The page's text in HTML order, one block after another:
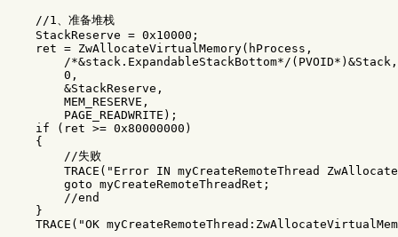
    //1、准备堆栈
    StackReserve = 0x10000;
    ret = ZwAllocateVirtualMemory(hProcess,
/*&stack.ExpandableStackBottom*/
        0,
        &StackReserve,
        MEM_RESERVE,
        PAGE_READWRITE);
    if (ret >= 0x80000000)
    {
        //失败
TRACE("Error IN myCreateRemoteThread
        goto myCreateRemoteThreadRet;
        //end
    }
TRACE("OK